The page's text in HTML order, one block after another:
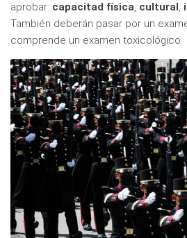
aprobar: capacitad física, cultural,
También deberán pasar por un
comprende un examen toxicológico.